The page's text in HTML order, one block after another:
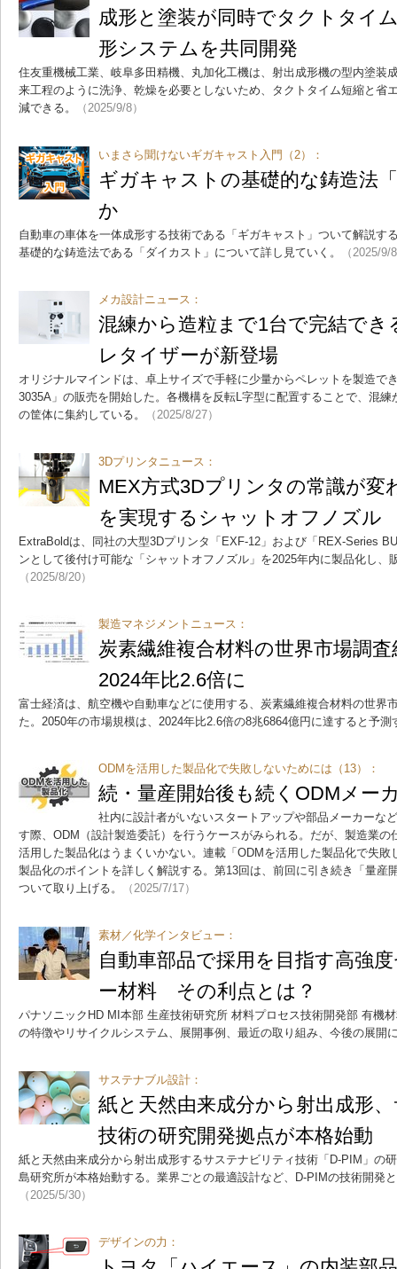
成形と塗装が同時でタクトタイ
形システムを共同開発
住友重機械工業、岐阜多田精機、丸加化工機は、射出成形機の型内塗装
来工程のように洗浄、乾燥を必要としないため、タクトタイム短縮と省
減できる。
（2025/9/8）
いまさら聞けないギガキャスト入門（2）：
ギガキャストの基礎的な鋳造法
か
自動車の車体を一体成形する技術である「ギガキャスト」ついて解説す
基礎的な鋳造法である「ダイカスト」について詳し見ていく。
（2025/9/
メカ設計ニュース：
混練から造粒まで1台で完結で
レタイザーが新登場
オリジナルマインドは、卓上サイズで手軽に少量からペレットを製造で
3035A」の販売を開始した。各機構を反転L字型に配置することで、混
の筐体に集約している。
（2025/8/27）
3Dプリンタニュース：
MEX方式3Dプリンタの常識が
を実現するシャットオフノズル
ExtraBoldは、同社の大型3Dプリンタ「EXF-12」および「REX-Series
ンとして後付け可能な「シャットオフノズル」を2025年内に製品化し、
（2025/8/20）
製造マネジメントニュース：
炭素繊維複合材料の世界市場調
2024年比2.6倍に
富士経済は、航空機や自動車などに使用する、炭素繊維複合材料の世界
た。2050年の市場規模は、2024年比2.6倍の8兆6864億円に達すると予測
ODMを活用した製品化で失敗しないためには（13）：
続・量産開始後も続くODMメー
社内に設計者がいないスタートアップや部品メーカーな
す際、ODM（設計製造委託）を行うケースがみられる。だが、製造業
活用した製品化はうまくいかない。連載「ODMを活用した製品化で失
製品化のポイントを詳しく解説する。第13回は、前回に引き続き「量産
ついて取り上げる。
（2025/7/17）
素材／化学インタビュー：
自動車部品で採用を目指す高強
ー材料 その利点とは？
パナソニックHD MI本部 生産技術研究所 材料プロセス技術開発部 有機
の特徴やリサイクルシステム、展開事例、最近の取り組み、今後の展開
サステナブル設計：
紙と天然由来成分から射出成形
技術の研究開発拠点が本格始動
紙と天然由来成分から射出成形するサステナビリティ技術「D-PIM」の
島研究所が本格始動する。業界ごとの最適設計など、D-PIMの技術開発
（2025/5/30）
デザインの力：